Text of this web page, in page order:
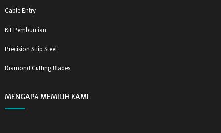
Cable Entry
Kit Pembumian
Precision Strip Steel
Diamond Cutting Blades
MENGAPA MEMILIH KAMI